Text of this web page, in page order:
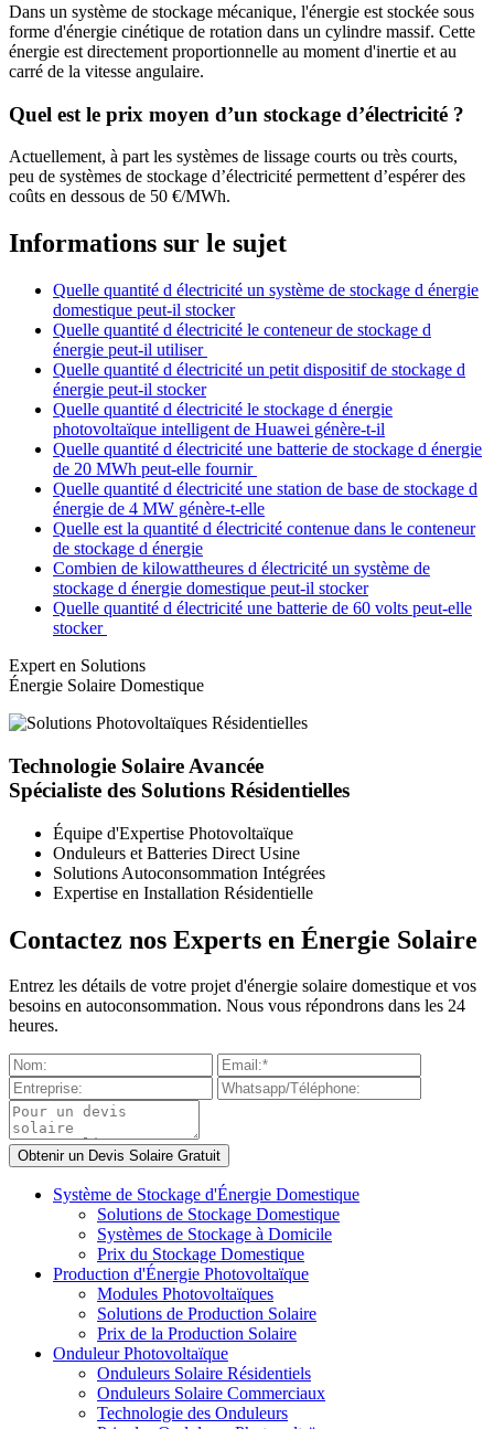
Dans un système de stockage mécanique, l'énergie est stockée sous
forme d'énergie cinétique de rotation dans un cylindre massif. Cette
énergie est directement proportionnelle au moment d'inertie et au
carré de la vitesse angulaire.
Quel est le prix moyen d’un stockage d’électricité ?
Actuellement, à part les systèmes de lissage courts ou très courts,
peu de systèmes de stockage d’électricité permettent d’espérer des
coûts en dessous de 50 €/MWh.
Informations sur le sujet
Quelle quantité d électricité un système de stockage d énergie
domestique peut-il stocker
Quelle quantité d électricité le conteneur de stockage d
énergie peut-il utiliser
Quelle quantité d électricité un petit dispositif de stockage d
énergie peut-il stocker
Quelle quantité d électricité le stockage d énergie
photovoltaïque intelligent de Huawei génère-t-il
Quelle quantité d électricité une batterie de stockage d énergie
de 20 MWh peut-elle fournir
Quelle quantité d électricité une station de base de stockage d
énergie de 4 MW génère-t-elle
Quelle est la quantité d électricité contenue dans le conteneur
de stockage d énergie
Combien de kilowattheures d électricité un système de
stockage d énergie domestique peut-il stocker
Quelle quantité d électricité une batterie de 60 volts peut-elle
stocker
Expert en Solutions
Énergie Solaire Domestique
Technologie Solaire Avancée
Spécialiste des Solutions Résidentielles
Équipe d'Expertise Photovoltaïque
Onduleurs et Batteries Direct Usine
Solutions Autoconsommation Intégrées
Expertise en Installation Résidentielle
Contactez nos Experts en Énergie Solaire
Entrez les détails de votre projet d'énergie solaire domestique et vos
besoins en autoconsommation. Nous vous répondrons dans les 24
heures.
Système de Stockage d'Énergie Domestique
Solutions de Stockage Domestique
Systèmes de Stockage à Domicile
Prix du Stockage Domestique
Production d'Énergie Photovoltaïque
Modules Photovoltaïques
Solutions de Production Solaire
Prix de la Production Solaire
Onduleur Photovoltaïque
Onduleurs Solaire Résidentiels
Onduleurs Solaire Commerciaux
Technologie des Onduleurs